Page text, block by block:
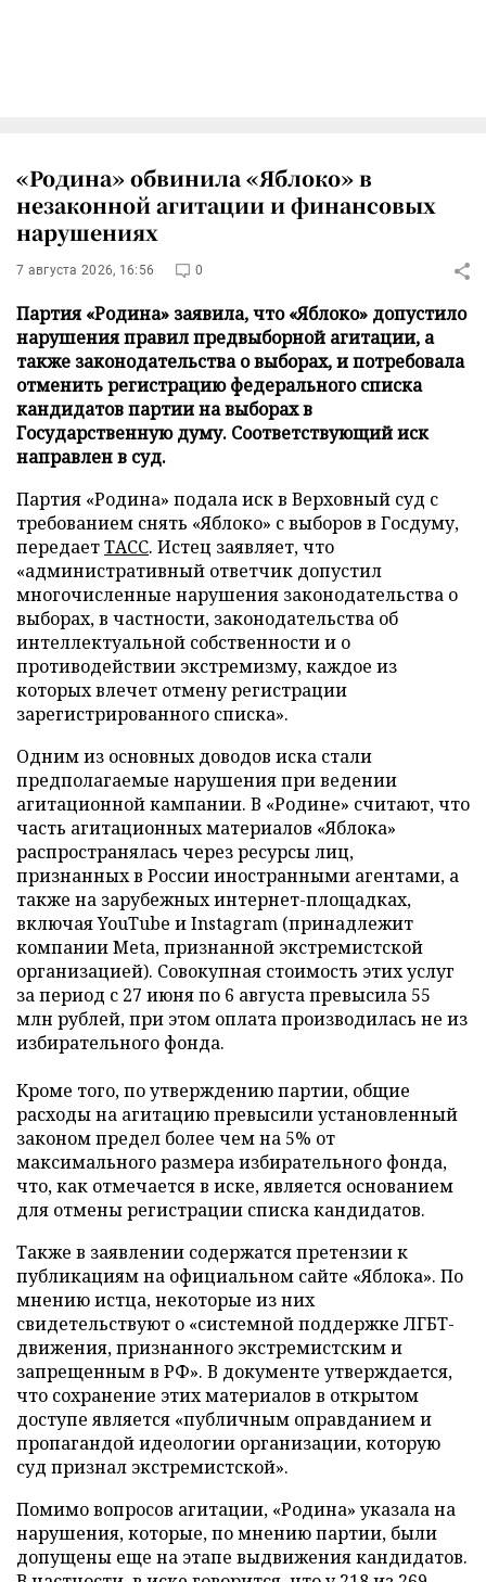
«Родина» обвинила «Яблоко» в
незаконной агитации и финансовых
нарушениях
7 августа 2026, 16:56 0
Партия «Родина» заявила, что «Яблоко» допустило
нарушения правил предвыборной агитации, а
также законодательства о выборах, и потребовала
отменить регистрацию федерального списка
кандидатов партии на выборах в
Государственную думу. Соответствующий иск
направлен в суд.
Партия «Родина» подала иск в Верховный суд с
требованием снять «Яблоко» с выборов в Госдуму,
передаетТАСС. Истец заявляет, что
«административный ответчик допустил
многочисленные нарушения законодательства о
выборах, в частности, законодательства об
интеллектуальной собственности и о
противодействии экстремизму, каждое из
которых влечет отмену регистрации
зарегистрированного списка».
Одним из основных доводов иска стали
предполагаемые нарушения при ведении
агитационной кампании. В «Родине» считают, что
часть агитационных материалов «Яблока»
распространялась через ресурсы лиц,
признанных в России иностранными агентами, а
также на зарубежных интернет-площадках,
включая YouTube и Instagram (принадлежит
компании Meta, признанной экстремистской
организацией). Совокупная стоимость этих услуг
за период с 27 июня по 6 августа превысила 55
млн рублей, при этом оплата производилась не из
избирательного фонда.
Кроме того, по утверждению партии, общие
расходы на агитацию превысили установленный
законом предел более чем на 5% от
максимального размера избирательного фонда,
что, как отмечается в иске, является основанием
для отмены регистрации списка кандидатов.
Также в заявлении содержатся претензии к
публикациям на официальном сайте «Яблока». По
мнению истца, некоторые из них
свидетельствуют о «системной поддержке ЛГБТ-
движения, признанного экстремистским и
запрещенным в РФ». В документе утверждается,
что сохранение этих материалов в открытом
доступе является «публичным оправданием и
пропагандой идеологии организации, которую
суд признал экстремистской».
Помимо вопросов агитации, «Родина» указала на
нарушения, которые, по мнению партии, были
допущены еще на этапе выдвижения кандидатов.